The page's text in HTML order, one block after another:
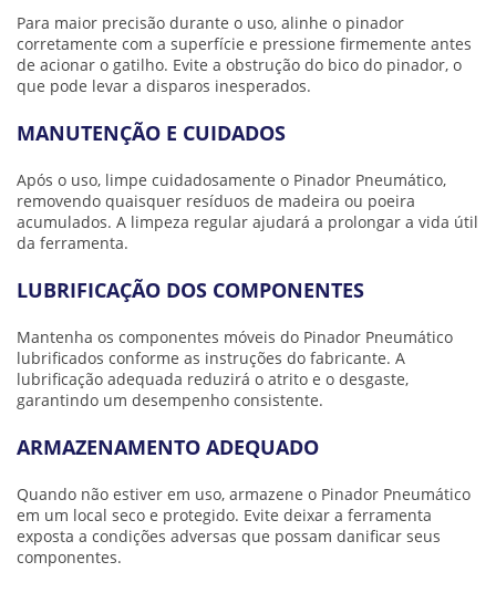
Para maior precisão durante o uso, alinhe o pinador
corretamente com a superfície e pressione firmemente antes
de acionar o gatilho. Evite a obstrução do bico do pinador, o
que pode levar a disparos inesperados.
MANUTENÇÃO E CUIDADOS
Após o uso, limpe cuidadosamente o Pinador Pneumático,
removendo quaisquer resíduos de madeira ou poeira
acumulados. A limpeza regular ajudará a prolongar a vida útil
da ferramenta.
LUBRIFICAÇÃO DOS COMPONENTES
Mantenha os componentes móveis do Pinador Pneumático
lubrificados conforme as instruções do fabricante. A
lubrificação adequada reduzirá o atrito e o desgaste,
garantindo um desempenho consistente.
ARMAZENAMENTO ADEQUADO
Quando não estiver em uso, armazene o Pinador Pneumático
em um local seco e protegido. Evite deixar a ferramenta
exposta a condições adversas que possam danificar seus
componentes.